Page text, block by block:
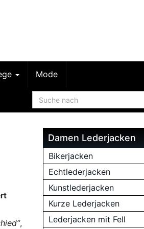
Mode
,
Damen Lederjacken
Bikerjacken
Echtlederjacken
Kunstlederjacken
Kurze Lederjacken
Lederjacken mit Fell